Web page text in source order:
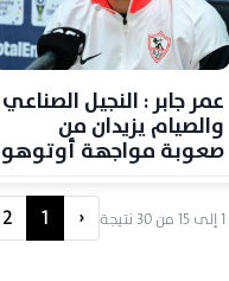
عمر جابر : النجيل الصناعي
والصيام يزيدان من
صعوبة مواجهة أوتوهو
1إلى 15من 30 نتيجة ‹
1
2